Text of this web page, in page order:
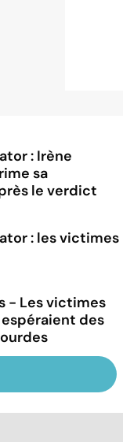
: Irène
sa
le verdict
: les victimes
- Les victimes
des